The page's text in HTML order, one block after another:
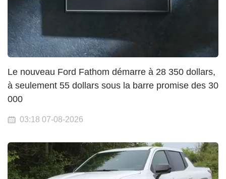
Le nouveau Ford Fathom démarre à 28 350 dollars,
à seulement 55 dollars sous la barre promise des 30
000
03:18 07-08-2026